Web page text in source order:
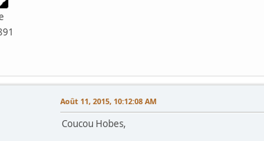
Août 11, 2015, 10:12:08 AM
Coucou Hobes,